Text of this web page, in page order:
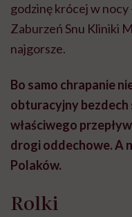
godzinę krócej w
Zaburzeń Snu Kliniki
najgorsze.
Bo samo chrapanie
obturacyjny bezdech
właściwego
drogi oddechowe. A
Polaków.
Rolki